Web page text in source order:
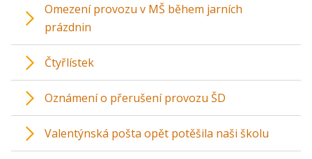
Omezení provozu v MŠ během jarních
prázdnin
Čtyřlístek
Oznámení o přerušení provozu ŠD
Valentýnská pošta opět potěšila naši školu